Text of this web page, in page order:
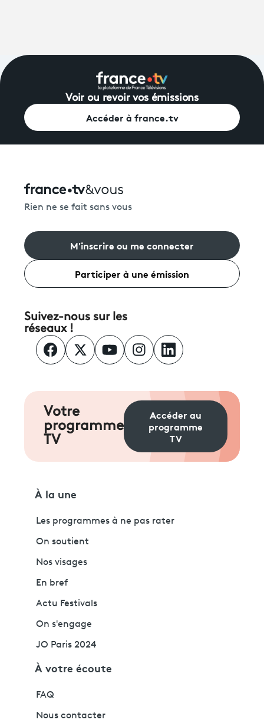
Voir ou revoir vos émissions
Accéder à france.tv
Rien ne se fait sans vous
M'inscrire ou me connecter
Participer à une émission
Suivez-nous sur les
réseaux !
Votre
programme
TV
Accéder au
programme
TV
À la une
Les programmes à ne pas rater
On soutient
Nos visages
En bref
Actu Festivals
On s'engage
JO Paris 2024
À votre écoute
FAQ
Nous contacter